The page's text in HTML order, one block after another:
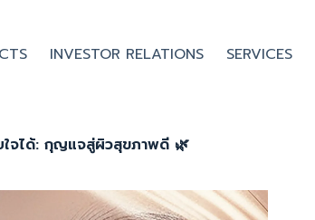
INVESTOR RELATIONS SERVICES
ใจได้: กุญแจสู่ผิวสุขภาพดี 🌿